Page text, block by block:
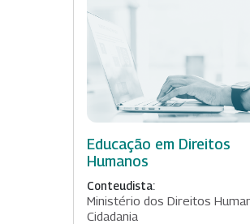
Educação em Direitos
Humanos
Conteudista:
Ministério dos Direitos
Cidadania